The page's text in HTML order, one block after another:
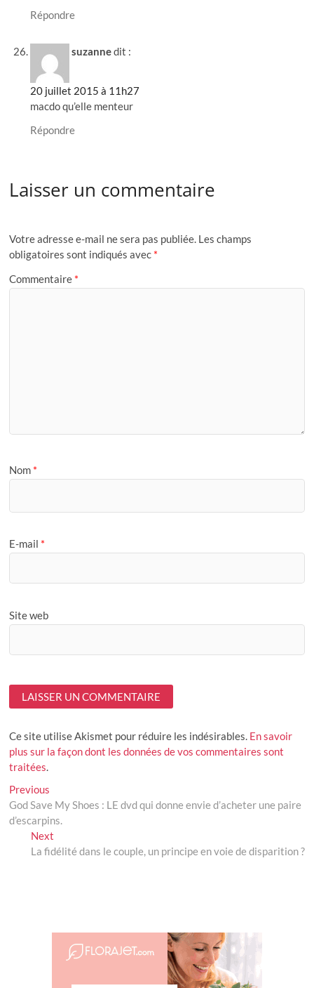
Répondre
suzannedit :
20 juillet 2015 à 11h27
macdo qu’elle menteur
Répondre
Laisser un commentaire
Votre adresse e-mail ne sera pas publiée. Les champs
obligatoires sont indiqués avec *
Commentaire *
Nom *
E-mail *
Site web
Ce site utilise Akismet pour réduire les indésirables. En savoir
plus sur la façon dont les données de vos commentaires sont
traitées.
Navigation
de
l’article
Previous
post:
God Save My Shoes : LE dvd qui donne envie d’acheter une paire
d’escarpins.
NextNext
post:
La fidélité dans le couple, un principe en voie de disparition ?